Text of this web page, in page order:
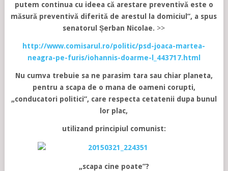
putem continua cu ideea că arestare preventivă este o
măsură preventivă diferită de arestul la domiciul”, a spus
senatorul Șerban Nicolae. >>
http://www.comisarul.ro/politic/psd-joaca-martea-
neagra-pe-furis/iohannis-doarme-l_443717.html
Nu cumva trebuie sa ne parasim tara sau chiar planeta,
pentru a scapa de o mana de oameni corupti,
„conducatori politici”, care respecta cetatenii dupa bunul
lor plac,
utilizand principiul comunist:
„scapa cine poate”?